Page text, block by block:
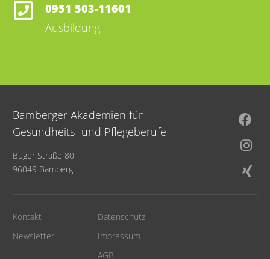
0951 503-11601
Ausbildung
Bamberger Akademien für
Gesundheits- und Pflegeberufe
Buger Straße 80
96049 Bamberg
Kontakt
Newsletter
Datenschutz
Impressum
AGB